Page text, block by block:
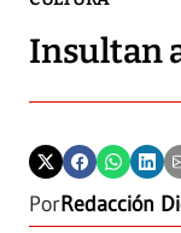
Insultan
PorRedacción